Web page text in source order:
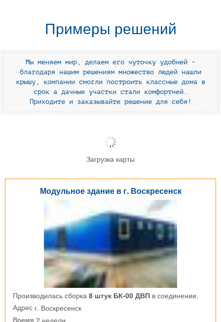
Примеры решений
Мы меняем мир, делаем его чуточку удобней -
благодаря нашим решениям множество людей нашли
крышу, компании смогли построить классные дома в
срок а дачные участки стали комфортней.
Приходите и заказывайте решение для себя!
Загрузка карты
Модульное здание в г. Воскресенск
Производилась сборка 8 штук БК-00 ДВП в соединении.
Адрес г. Воскресенск
Время